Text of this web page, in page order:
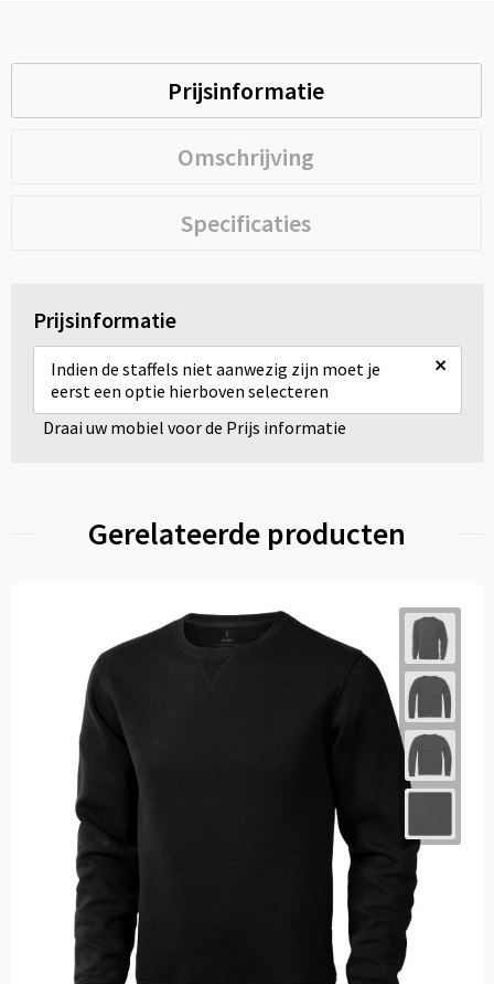
Prijsinformatie
Omschrijving
Specificaties
Prijsinformatie
Indien de staffels niet aanwezig zijn moet je
eerst een optie hierboven selecteren
×
Draai uw mobiel voor de Prijs informatie
Gerelateerde producten